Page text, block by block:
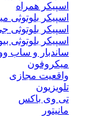
اسپیکر همراه
اسپیکر بلوتوثی
اسپیکر بلوتوثی
اسپیکر بلوتوثی
ساندبار و ساب
میکروفون
واقعیت مجازی
تلویزیون
تی وی باکس
مانیتور